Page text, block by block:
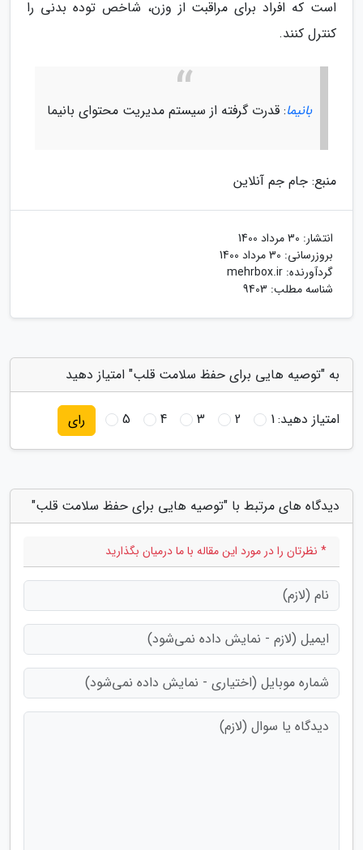
است که افراد برای مراقبت از وزن، شاخص توده بدنی را
کنترل کنند.
بانیما: قدرت گرفته از سیستم مدیریت محتوای بانیما
منبع: جام جم آنلاین
انتشار: 30 مرداد 1400
بروزرسانی: 30 مرداد 1400
گردآورنده: mehrbox.ir
شناسه مطلب: 9403
به "توصیه هایی برای حفظ سلامت قلب" امتیاز دهید
امتیاز دهید:1
2
3
4
5 رای
دیدگاه های مرتبط با "توصیه هایی برای حفظ سلامت قلب"
* نظرتان را در مورد این مقاله با ما درمیان بگذارید